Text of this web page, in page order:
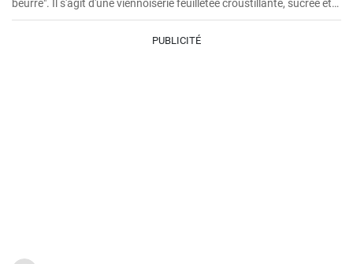
beurre". Il s'agit d'une viennoiserie feuilletée croustillante, sucrée et
beurrée à souhait. Bien qu'il soit un peu complexe à réaliser, le
PUBLICITÉ